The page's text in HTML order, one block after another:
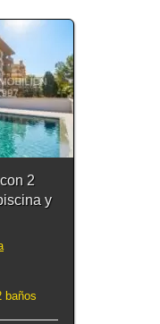
2
y
baños